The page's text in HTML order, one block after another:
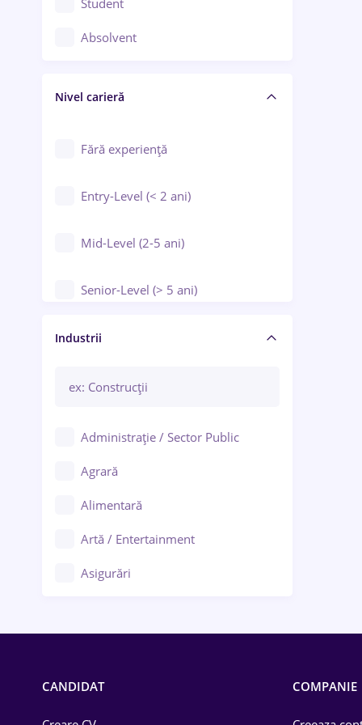
Controlul calității
Educație / Training / Arte
Student
Absolvent
Nivel carieră
Fără experiență
Entry-Level (< 2 ani)
Mid-Level (2-5 ani)
Senior-Level (> 5 ani)
Manager / Executiv
Industrii
Administrație / Sector Public
Agrară
Alimentară
Artă / Entertainment
Asigurări
CANDIDAT COMPANIE